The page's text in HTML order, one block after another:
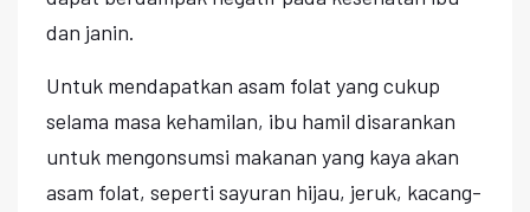
dan janin.
Untuk mendapatkan asam folat yang cukup
selama masa kehamilan, ibu hamil disarankan
untuk mengonsumsi makanan yang kaya akan
asam folat, seperti sayuran hijau, jeruk, kacang-